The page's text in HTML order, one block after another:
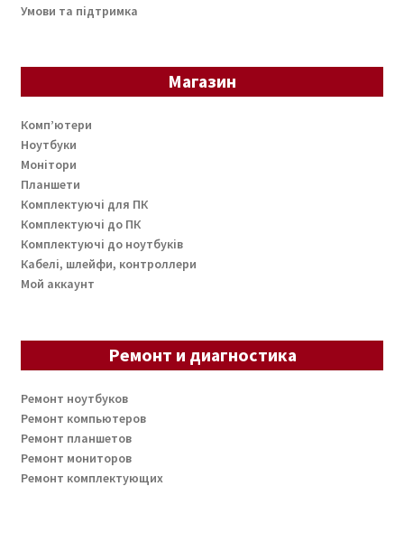
Умови та підтримка
Магазин
Комп’ютери
Ноутбуки
Монітори
Планшети
Комплектуючі для ПК
Комплектуючі до ПК
Комплектуючі до ноутбуків
Кабелі, шлейфи, контроллери
Мой аккаунт
Ремонт и диагностика
Ремонт ноутбуков
Ремонт компьютеров
Ремонт планшетов
Ремонт мониторов
Ремонт комплектующих